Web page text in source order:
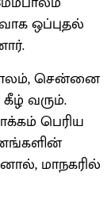
ஒப்புதல்
சென்னை
கீழ் வரும்.
பெரிய
மாநகரில்